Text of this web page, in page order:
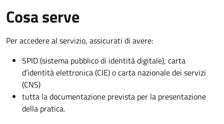
Cosa serve
Per accedere al servizio, assicurati di avere:
SPID (sistema pubblico di identità digitale), carta
d’identità elettronica (CIE) o carta nazionale dei servizi
(CNS)
tutta la documentazione prevista per la presentazione
della pratica.